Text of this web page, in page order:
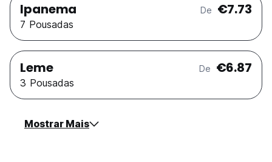
Ipanema De €7.73
7 Pousadas
Leme De €6.87
3 Pousadas
Mostrar Mais